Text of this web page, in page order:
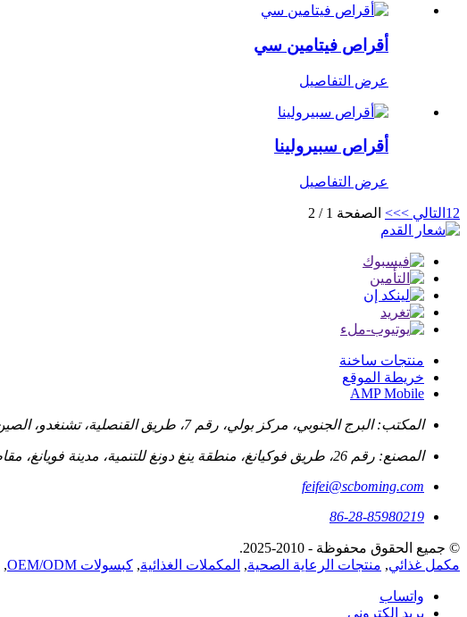
أقراص فيتامين سي
عرض التفاصيل
أقراص سبيرولينا
عرض التفاصيل
1 2 التالي >>> الصفحة 1 / 2
منتجات ساخنة
خريطة الموقع
AMP Mobile
المكتب: البرج الجنوبي، مركز بولي، رقم 7، طريق القنصلية، تشنغدو، الصين، 610041
المصنع: رقم 26، طريق فوكيانغ، منطقة ينغ دونغ للتنمية، مدينة فويانغ، مقاطعة آنهوي، جمهورية الصين الشعبية
feifei@scboming.com
86-28-85980219
© جميع الحقوق محفوظة - 2010-2025.
مكمل غذائي, منتجات الرعاية الصحية, المكملات الغذائية, كبسولات OEM/ODM ,
واتساب
بريد إلكتروني